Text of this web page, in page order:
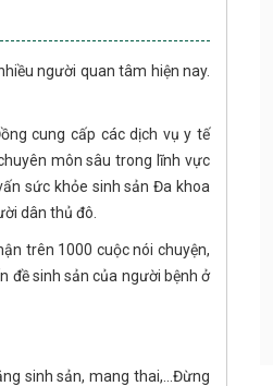
người quan tâm hiện nay.
cung cấp các dịch vụ y tế
môn sâu trong lĩnh vực
sức khỏe sinh sản Đa khoa
dân thủ đô.
trên 1000 cuộc nói chuyện,
đề sinh sản của người bệnh ở
sinh sản, mang thai,…Đừng